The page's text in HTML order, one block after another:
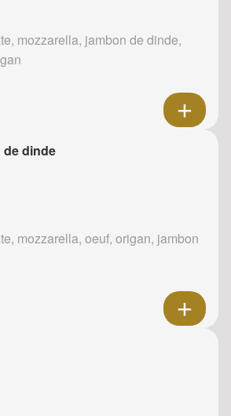
mozzarella, jambon de dinde,
de dinde
mozzarella, oeuf, origan, jambon